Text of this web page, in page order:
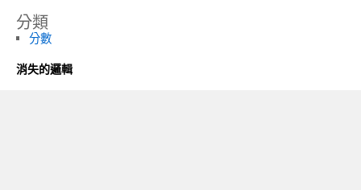
分類
分數
消失的邏輯